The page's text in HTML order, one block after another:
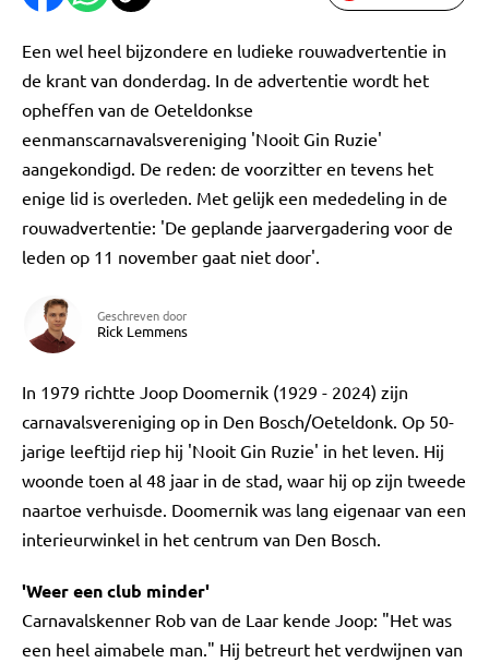
Een wel heel bijzondere en ludieke rouwadvertentie in
de krant van donderdag. In de advertentie wordt het
opheffen van de Oeteldonkse
eenmanscarnavalsvereniging 'Nooit Gin Ruzie'
aangekondigd. De reden: de voorzitter en tevens het
enige lid is overleden. Met gelijk een mededeling in de
rouwadvertentie: 'De geplande jaarvergadering voor de
leden op 11 november gaat niet door'.
Geschreven door
Rick Lemmens
In 1979 richtte Joop Doomernik (1929 - 2024) zijn
carnavalsvereniging op in Den Bosch/Oeteldonk. Op 50-
jarige leeftijd riep hij 'Nooit Gin Ruzie' in het leven. Hij
woonde toen al 48 jaar in de stad, waar hij op zijn tweede
naartoe verhuisde. Doomernik was lang eigenaar van een
interieurwinkel in het centrum van Den Bosch.
'Weer een club minder'
Carnavalskenner Rob van de Laar kende Joop: "Het was
een heel aimabele man." Hij betreurt het verdwijnen van